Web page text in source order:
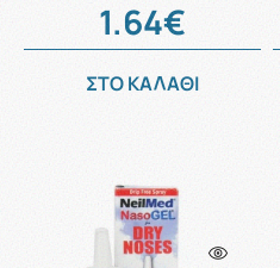
1.64€
ΣΤΟ ΚΑΛΑΘΙ